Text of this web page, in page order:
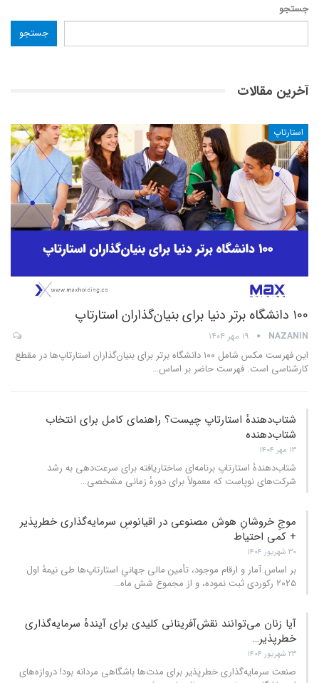
جستجو
جستجو
آخرین مقالات
استارتاپ
۱۰۰ دانشگاه برتر دنیا برای بنیان‌گذاران استارتاپ
NAZANIN ۱۹ مهر ۱۴۰۴
این فهرست مکس شامل ۱۰۰ دانشگاه برتر برای بنیان‌گذاران استارتاپ‌ها در مقطع
کارشناسی است. فهرست حاضر بر اساس…
شتاب‌دهندهٔ استارتاپ چیست؟ راهنمای کامل برای انتخاب
شتا‌ب‌دهنده
۱۳ مهر ۱۴۰۴
شتاب‌دهندهٔ استارتاپ برنامه‌ای ساختاریافته برای سرعت‌دهی به رشد
شرکت‌های نوپاست که معمولاً برای دورهٔ زمانی مشخصی…
موجِ خروشانِ هوش مصنوعی در اقیانوسِ سرمایه‌گذاری خطرپذیر
+ کمی احتیاط
۳۰ شهریور ۱۴۰۴
بر اساس آمار و ارقام موجود، تأمین مالی جهانیِ استارتاپ‌ها طی نیمهٔ اول
۲۰۲۵ رکوردی ثبت نموده، و از مجموع شش ماه
…
آیا زنان می‌توانند نقش‌آفرینانی کلیدی برای آیندهٔ سرمایه‌گذاری
خطرپذیر…
۲۳ شهریور ۱۴۰۴
صنعت سرمایه‌گذاری خطرپذیر برای مدت‌ها باشگاهی مردانه بود! دروازه‌های